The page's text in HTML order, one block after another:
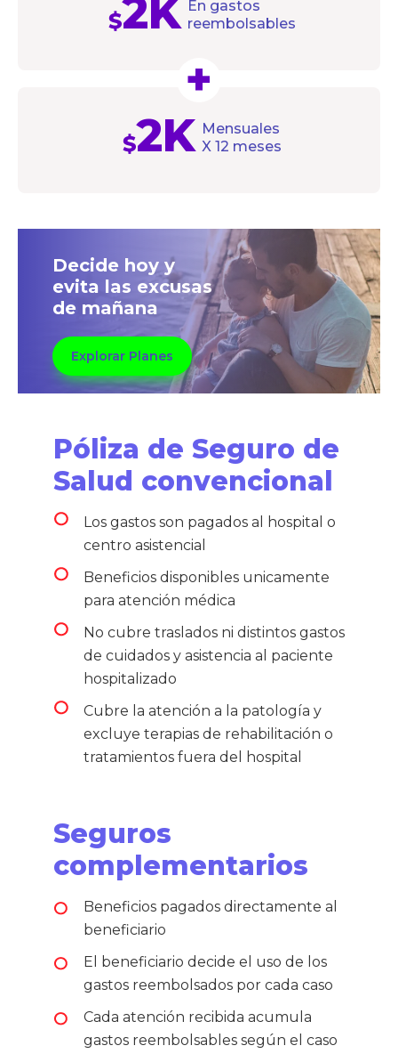
$2K En gastos
reembolsables
+
$2K Mensuales
X 12 meses
Decide hoy y
evita las excusas
de mañana
Explorar Planes
Seguros
complementarios
Beneficios pagados directamente al
beneficiario
El beneficiario decide el uso de los
gastos reembolsados por cada caso
Cada atención recibida acumula
gastos reembolsables según el caso
Póliza de Seguro de
Salud convencional
Los gastos son pagados al hospital o
centro asistencial
Beneficios disponibles unicamente
para atención médica
No cubre traslados ni distintos gastos
de cuidados y asistencia al paciente
hospitalizado
Cubre la atención a la patología y
excluye terapias de rehabilitación o
tratamientos fuera del hospital